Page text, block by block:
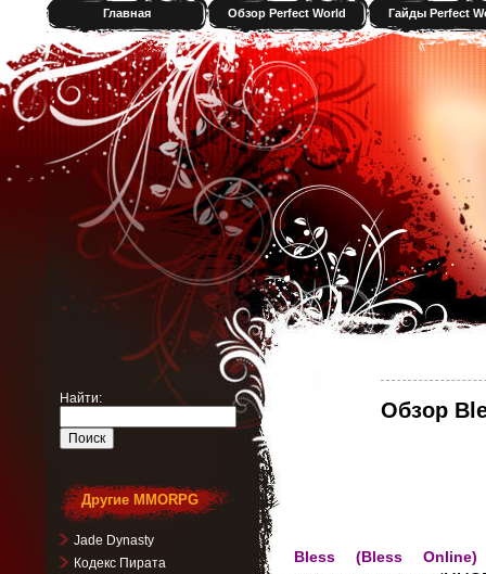
Главная Обзор Perfect World Гайды Perfect
Обзор
Bless (Bless Online)
Найти:
Другие MMORPG
Jade Dynasty
Кодекс Пирата